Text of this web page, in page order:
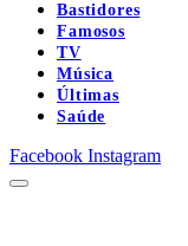
Bastidores
Famosos
TV
Música
Últimas
Saúde
Facebook Instagram